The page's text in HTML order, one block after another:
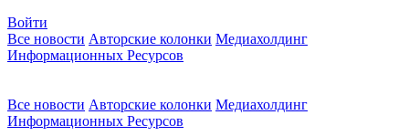
Войти
Все новости Авторские колонки Медиахолдинг
Информационных Ресурсов
Все новости Авторские колонки Медиахолдинг
Информационных Ресурсов